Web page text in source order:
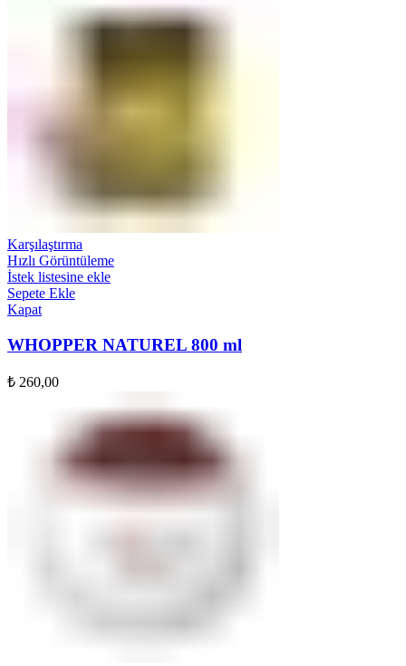
Karşılaştırma
Hızlı Görüntüleme
İstek listesine ekle
Sepete Ekle
Kapat
WHOPPER NATUREL 800 ml
₺ 260,00